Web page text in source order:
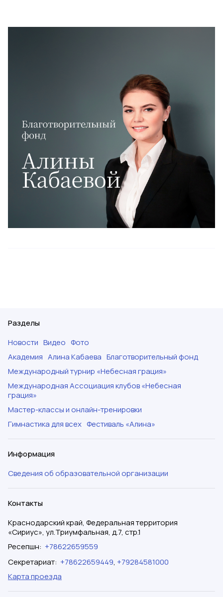
Разделы
Новости Видео Фото
Академия Алина Кабаева Благотворительный фонд
Международный турнир «Небесная грация»
Международная Ассоциация клубов «Небесная
грация»
Мастер-классы и онлайн-тренировки
Гимнастика для всех Фестиваль «Алина»
Информация
Сведения об образовательной организации
Контакты
Краснодарский край, Федеральная территория
«Сириус», ул.Триумфальная, д.7, стр.1
Ресепшн: +78622659559
Секретариат: +78622659449, +79284581000
Карта проезда